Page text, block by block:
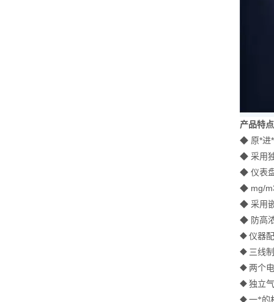
产品
◆ 原*进
◆ 采用
◆ 仪表
◆ mg/
◆ 采用
◆ 防高
◆ 仪器
◆ 三线
◆ 两个
◆ 独立
◆ 一*的